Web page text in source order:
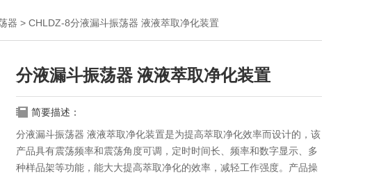
器 > CHLDZ-8分液漏斗振荡器 液液萃取净化装置
分液漏斗振荡器 液液萃取净化装置
简要描述：
分液漏斗振荡器 液液萃取净化装置是为提高萃取净化效率而设计的，该
产品具有震荡频率和震荡角度可调，定时时间长、频率和数字显示、多
种样品架等功能，能大大提高萃取净化的效率，减轻工作强度。产品操